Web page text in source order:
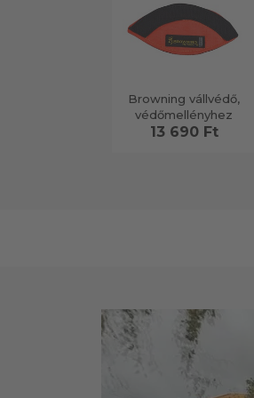
Browning vállvédő,
védőmellényhez
13 690 Ft